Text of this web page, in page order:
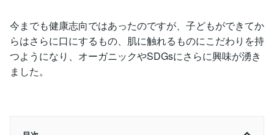
今までも健康志向ではあったのですが、子どもができてか
らはさらに口にするもの、肌に触れるものにこだわりを持
つようになり、オーガニックやSDGsにさらに興味が湧き
ました。